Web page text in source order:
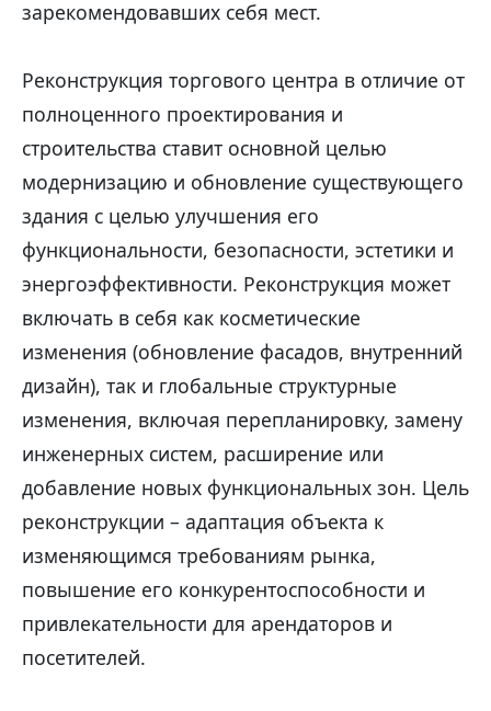
зарекомендовавших себя мест.
Реконструкция торгового центра в отличие от
полноценного проектирования и
строительства ставит основной целью
модернизацию и обновление существующего
здания с целью улучшения его
функциональности, безопасности, эстетики и
энергоэффективности. Реконструкция может
включать в себя как косметические
изменения (обновление фасадов, внутренний
дизайн), так и глобальные структурные
изменения, включая перепланировку, замену
инженерных систем, расширение или
добавление новых функциональных зон. Цель
реконструкции – адаптация объекта к
изменяющимся требованиям рынка,
повышение его конкурентоспособности и
привлекательности для арендаторов и
посетителей.